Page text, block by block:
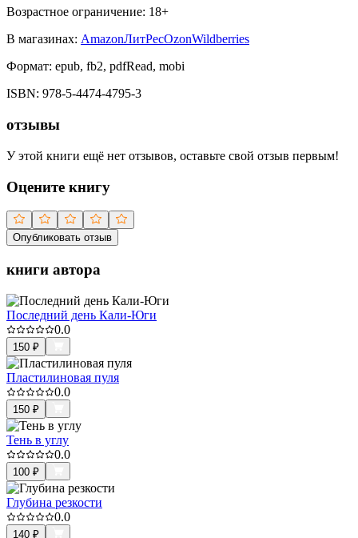
Возрастное ограничение: 18+
В магазинах: AmazonЛитРесOzonWildberries
Формат: epub, fb2, pdfRead, mobi
ISBN: 978-5-4474-4795-3
отзывы
У этой книги ещё нет отзывов, оставьте свой отзыв первым!
Оцените книгу
Опубликовать отзыв
книги автора
Последний день Кали-Юги
0.0
150 ₽
Пластилиновая пуля
0.0
150 ₽
Тень в углу
0.0
100 ₽
Глубина резкости
0.0
140 ₽